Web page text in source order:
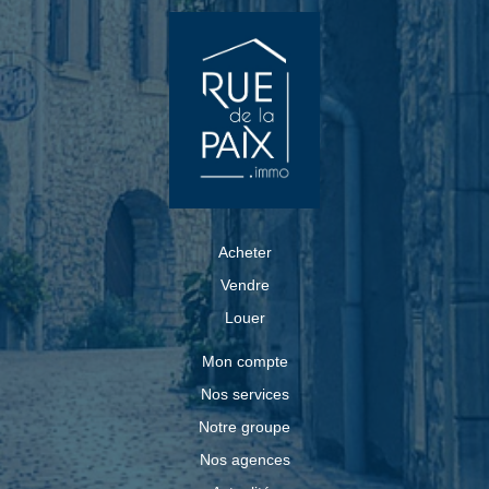
d'entrée et 392.13€ pour les honoraires de visite,
rédaction du bail et traitement du dossier. REF : 481LR
Réalisez votre dossier directement sur la plateforme
ZELOK ! Les informations sur les risques auxquels ce
bien est exposé sont disponibles sur le site Géorisques:
www.georisques.gouv.fr
Acheter
Vendre
Louer
Mon compte
Nos services
Notre groupe
Nos agences